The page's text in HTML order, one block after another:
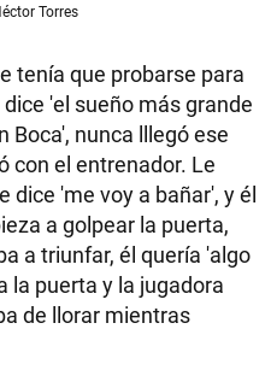
Torres
tenía que probarse para
'el sueño más grande
Boca', nunca lllegó ese
con el entrenador. Le
dice 'me voy a bañar', y él
a golpear la puerta,
a triunfar, él quería 'algo
la puerta y la jugadora
de llorar mientras